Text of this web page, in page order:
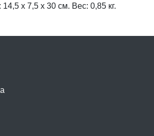
x 7,5 x 30 см. Вес: 0,85 кг.